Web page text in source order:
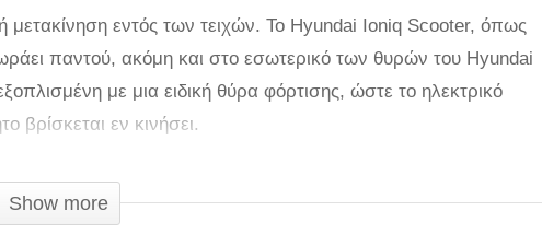
μετακίνηση εντός των τειχών. Το Hyundai Ioniq Scooter, όπως
παντού, ακόμη και στο εσωτερικό των θυρών του Hyundai
με μια ειδική θύρα φόρτισης, ώστε το ηλεκτρικό
βρίσκεται εν κινήσει.
scooter είναι πανάλαφρο και πτυσσόμενο, κατάλληλο ακόμη
να πραγματοποιηθεί με μόνο ένα χέρι. Διαθέτει ένα
Show more